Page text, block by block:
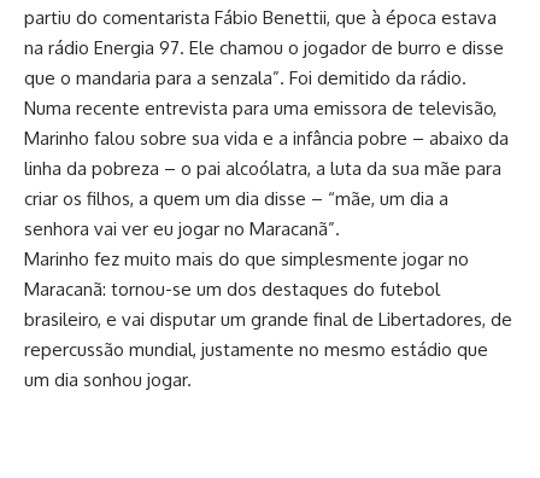
partiu do comentarista Fábio Benettii, que à época estava
na rádio Energia 97. Ele chamou o jogador de burro e disse
que o mandaria para a senzala”. Foi demitido da rádio.
Numa recente entrevista para uma emissora de televisão,
Marinho falou sobre sua vida e a infância pobre – abaixo da
linha da pobreza – o pai alcoólatra, a luta da sua mãe para
criar os filhos, a quem um dia disse – “mãe, um dia a
senhora vai ver eu jogar no Maracanã”.
Marinho fez muito mais do que simplesmente jogar no
Maracanã: tornou-se um dos destaques do futebol
brasileiro, e vai disputar um grande final de Libertadores, de
repercussão mundial, justamente no mesmo estádio que
um dia sonhou jogar.